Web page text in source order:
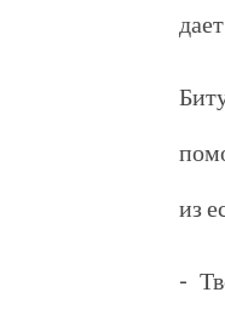
из
-